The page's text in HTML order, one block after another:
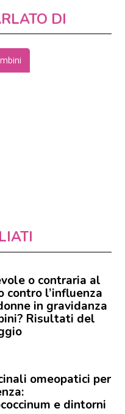
DI
o contraria al
contro l’influenza
in gravidanza
Risultati del
omeopatici per
e dintorni